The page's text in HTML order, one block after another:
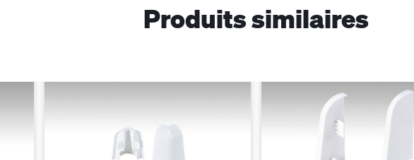
Produits similaires